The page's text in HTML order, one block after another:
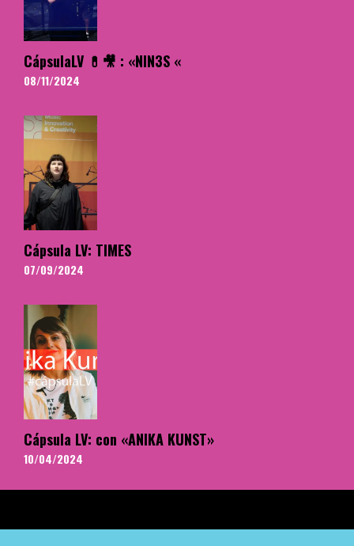
CápsulaLV 💊🎥 : «NIN3S «
08/11/2024
Cápsula LV: TIMES
07/09/2024
Cápsula LV: con «ANIKA KUNST»
10/04/2024